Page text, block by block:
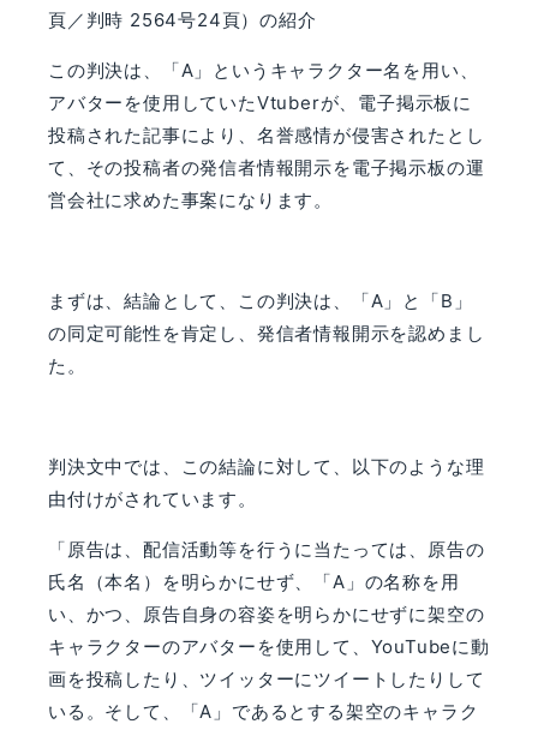
頁／判時 2564号24頁）の紹介
この判決は、「A 」というキャラクター名を用い、
アバターを使用していたVtuberが、電子掲示板に
投稿された記事により、名誉感情が侵害されたとし
て、その投稿者の発信者情報開示を電子掲示板の運
営会社に求めた事案になります。
まずは、結論として、この判決は、「A 」と「B 」
の同定可能性を肯定し、発信者情報開示を認めまし
た。
判決文中では、この結論に対して、以下のような理
由付けがされています。
「原告は、配信活動等を行うに当たっては、原告の
氏名（本名）を明らかにせず、「A 」の名称を用
い、かつ、原告自身の容姿を明らかにせずに架空の
キャラクターのアバターを使用して、 YouTubeに動
画を投稿したり、ツイッターにツイートしたりして
いる。そして、「A 」であるとする架空のキャラク